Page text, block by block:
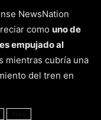
NewsNation
como uno de
empujado al
mientras cubría una
del tren en